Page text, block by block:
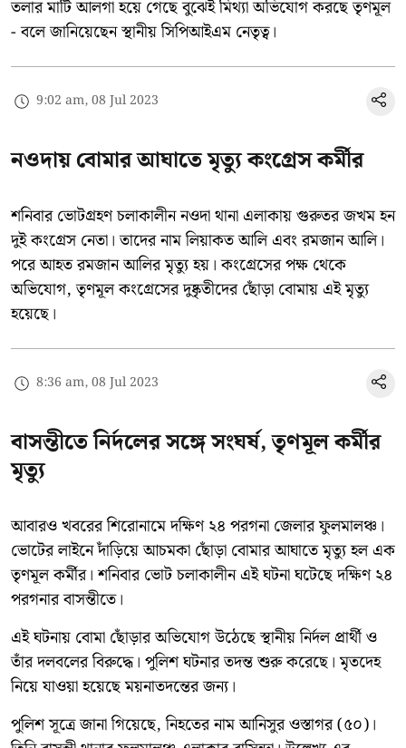
তলার মাটি আলগা হয়ে গেছে বুঝেই মিথ্যা অভিযোগ করছে তৃণমূল
- বলে জানিয়েছেন স্থানীয় সিপিআইএম নেতৃত্ব।
9:02 am, 08 Jul 2023
নওদায় বোমার আঘাতে মৃত্যু কংগ্রেস কর্মীর
শনিবার ভোটগ্রহণ চলাকালীন নওদা থানা এলাকায় গুরুতর জখম হন
দুই কংগ্রেস নেতা। তাদের নাম লিয়াকত আলি এবং রমজান আলি।
পরে আহত রমজান আলির মৃত্যু হয়। কংগ্রেসের পক্ষ থেকে
অভিযোগ, তৃণমূল কংগ্রেসের দুষ্কৃতীদের ছোঁড়া বোমায় এই মৃত্যু
হয়েছে।
8:36 am, 08 Jul 2023
বাসন্তীতে নির্দলের সঙ্গে সংঘর্ষ, তৃণমূল কর্মীর
মৃত্যু
আবারও খবরের শিরোনামে দক্ষিণ ২৪ পরগনা জেলার ফুলমালঞ্চ।
ভোটের লাইনে দাঁড়িয়ে আচমকা ছোঁড়া বোমার আঘাতে মৃত্যু হল এক
তৃণমূল কর্মীর। শনিবার ভোট চলাকালীন এই ঘটনা ঘটেছে দক্ষিণ ২৪
পরগনার বাসন্তীতে।
এই ঘটনায় বোমা ছোঁড়ার অভিযোগ উঠেছে স্থানীয় নির্দল প্রার্থী ও
তাঁর দলবলের বিরুদ্ধে। পুলিশ ঘটনার তদন্ত শুরু করেছে। মৃতদেহ
নিয়ে যাওয়া হয়েছে ময়নাতদন্তের জন্য।
পুলিশ সূত্রে জানা গিয়েছে, নিহতের নাম আনিসুর ওস্তাগর (৫০)।